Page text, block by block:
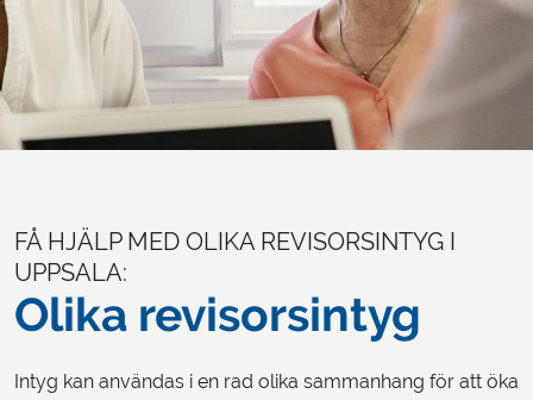
FÅ HJÄLP MED OLIKA REVISORSINTYG I
UPPSALA:
Olika revisorsintyg
Intyg kan användas i en rad olika sammanhang för att öka